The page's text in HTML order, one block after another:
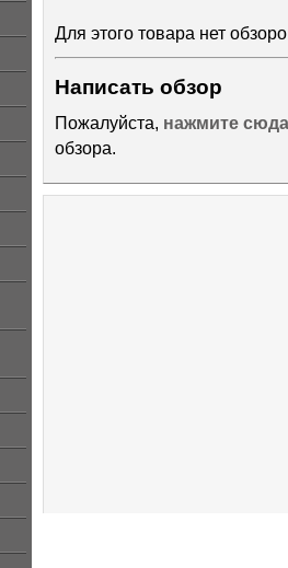
Для этого товара нет
Написать обзор
Пожалуйста, нажмите сюда
обзора.